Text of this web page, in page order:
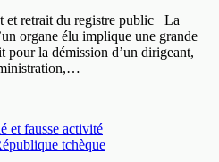
et retrait du registre public La
organe élu implique une grande
pour la démission d’un dirigeant,